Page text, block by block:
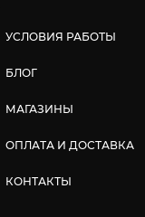
УСЛОВИЯ РАБОТЫ
БЛОГ
МАГАЗИНЫ
ОПЛАТА И ДОСТАВКА
КОНТАКТЫ